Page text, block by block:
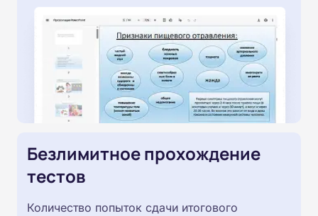
Безлимитное прохождение
тестов
Количество попыток сдачи итогового